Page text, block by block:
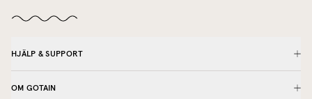
HJÄLP & SUPPORT
OM GOTAIN